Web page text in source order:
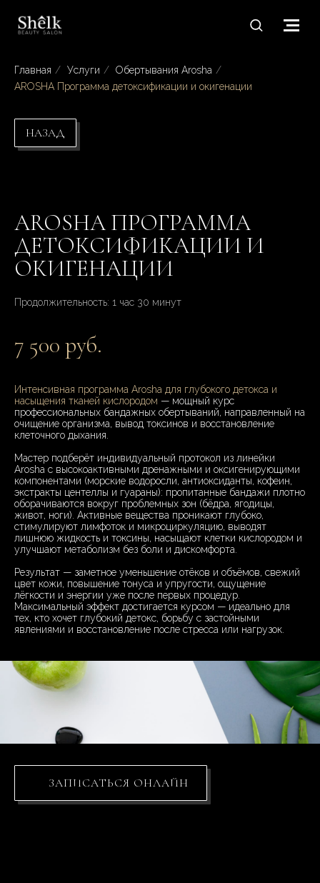
Главная / Услуги / Обертывания Arosha /
AROSHA Программа детоксификации и окигенации
НАЗАД
AROSHA ПРОГРАММА
ДЕТОКСИФИКАЦИИ И
ОКИГЕНАЦИИ
Продолжительность: 1 час 30 минут
7 500 руб.
Интенсивная программа Arosha для глубокого детокса и
насыщения тканей кислородом — мощный курс
профессиональных бандажных обертываний, направленный на
очищение организма, вывод токсинов и восстановление
клеточного дыхания.
Мастер подберёт индивидуальный протокол из линейки
Arosha с высокоактивными дренажными и оксигенирующими
компонентами (морские водоросли, антиоксиданты, кофеин,
экстракты центеллы и гуараны): пропитанные бандажи плотно
оборачиваются вокруг проблемных зон (бёдра, ягодицы,
живот, ноги). Активные вещества проникают глубоко,
стимулируют лимфоток и микроциркуляцию, выводят
лишнюю жидкость и токсины, насыщают клетки кислородом и
улучшают метаболизм без боли и дискомфорта.
Результат — заметное уменьшение отёков и объёмов, свежий
цвет кожи, повышение тонуса и упругости, ощущение
лёгкости и энергии уже после первых процедур.
Максимальный эффект достигается курсом — идеально для
тех, кто хочет глубокий детокс, борьбу с застойными
явлениями и восстановление после стресса или нагрузок.
ЗАПИСАТЬСЯ ОНЛАЙН